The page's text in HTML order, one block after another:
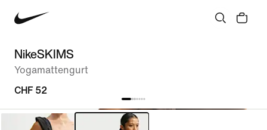
NikeSKIMS
Yogamattengurt
CHF 52